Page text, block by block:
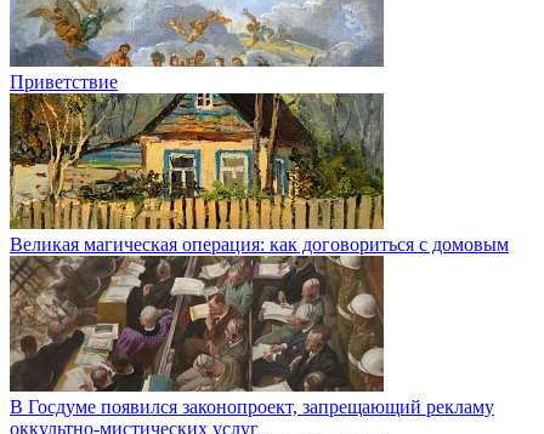
Приветствие
Великая магическая операция: как договориться с домовым
В Госдуме появился законопроект, запрещающий рекламу
оккультно-мистических услуг